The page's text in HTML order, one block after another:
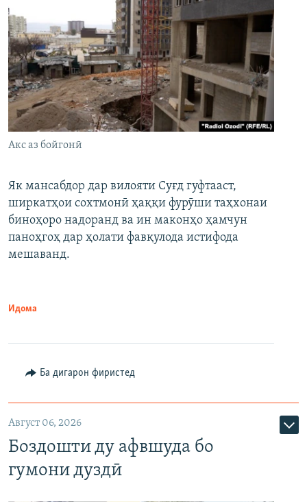
Акс аз бойгонӣ
Як мансабдор дар вилояти Суғд гуфтааст,
ширкатҳои сохтмонӣ ҳаққи фурӯши таҳхонаи
биноҳоро надоранд ва ин маконҳо ҳамчун
паноҳгоҳ дар ҳолати фавқулода истифода
мешаванд.
Идома
Ба дигарон фиристед
Август 06, 2026
Боздошти ду афвшуда бо
гумони дуздӣ